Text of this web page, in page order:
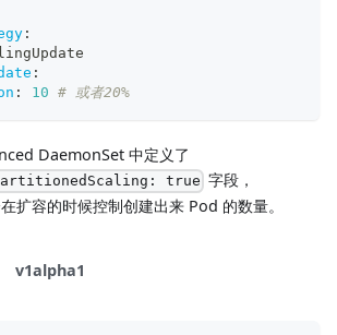
:
:
: 10 # 或者20%
DaemonSet 中定义了
true 字段，
扩容的时候控制创建出来 Pod 的数量。
v1alpha1